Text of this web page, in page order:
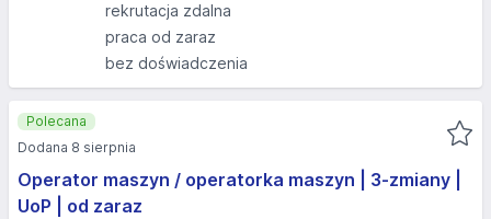
rekrutacja zdalna
praca od zaraz
bez doświadczenia
Operator maszyn / operatorka maszyn | 3-zmiany |
UoP | od zaraz
Polecana
Dodana 8 sierpnia